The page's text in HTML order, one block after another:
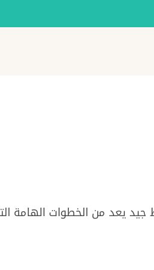
جيد يعد من الخطوات الهامة